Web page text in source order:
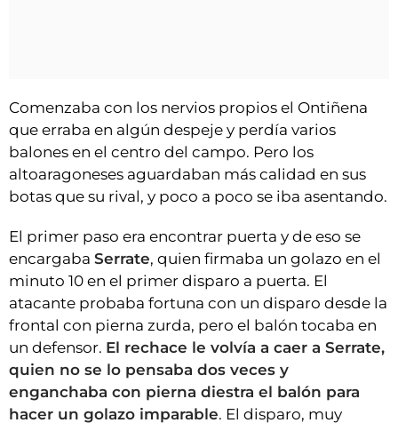
Comenzaba con los nervios propios el Ontiñena
que erraba en algún despeje y perdía varios
balones en el centro del campo. Pero los
altoaragoneses aguardaban más calidad en sus
botas que su rival, y poco a poco se iba asentando.
El primer paso era encontrar puerta y de eso se
encargaba Serrate, quien firmaba un golazo en el
minuto 10 en el primer disparo a puerta. El
atacante probaba fortuna con un disparo desde la
frontal con pierna zurda, pero el balón tocaba en
un defensor. El rechace le volvía a caer a Serrate,
quien no se lo pensaba dos veces y
enganchaba con pierna diestra el balón para
hacer un golazo imparable. El disparo, muy